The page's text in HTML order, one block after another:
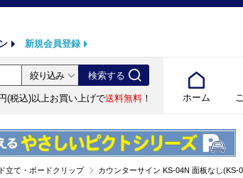
新規会員登録
ホーム
(税込)以上お買い上げで送料無料 ！
立て・ボードクリップ カウンターサイン KS-04N 面板なし(KS-